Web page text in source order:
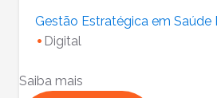
Gestão Estratégica em Saúde
Digital
Saiba mais